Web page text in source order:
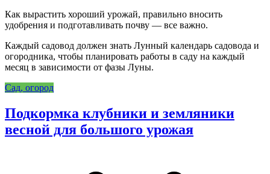
Как вырастить хороший урожай, правильно вносить
удобрения и подготавливать почву — все важно.
Каждый садовод должен знать Лунный календарь садовода и
огородника, чтобы планировать работы в саду на каждый
месяц в зависимости от фазы Луны.
Сад, огород
Подкормка клубники и земляники
весной для большого урожая